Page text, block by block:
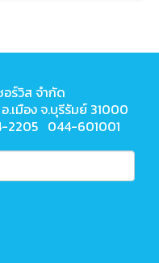
ร์วิส จำกัด
อ.เมือง จ.บุรีรัมย์ 31000
2205 044-601001